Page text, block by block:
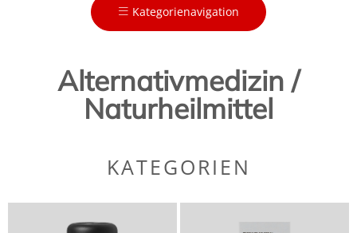
Kategorienavigation
Alternativmedizin /
Naturheilmittel
KATEGORIEN